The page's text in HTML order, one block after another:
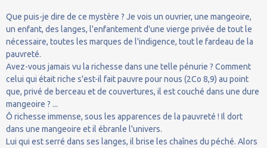
Que puis-je dire de ce mystère ? Je vois un ouvrier, une mangeoire,
un enfant, des langes, l'enfantement d'une vierge privée de tout le
nécessaire, toutes les marques de l'indigence, tout le fardeau de la
pauvreté.
Avez-vous jamais vu la richesse dans une telle pénurie ? Comment
celui qui était riche s'est-il fait pauvre pour nous (2Co 8,9) au point
que, privé de berceau et de couvertures, il est couché dans une dure
mangeoire ? ...
Ô richesse immense, sous les apparences de la pauvreté ! Il dort
dans une mangeoire et il ébranle l'univers.
Lui qui est serré dans ses langes, il brise les chaînes du péché. Alors